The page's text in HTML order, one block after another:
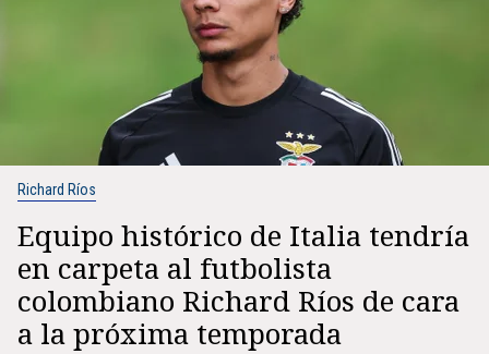
Richard Ríos
Equipo histórico de Italia tendría
en carpeta al futbolista
colombiano Richard Ríos de cara
a la próxima temporada